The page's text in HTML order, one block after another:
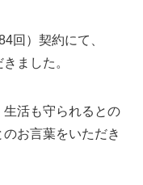
回）契約にて、
ました。
活も守られるとの
お言葉をいただき